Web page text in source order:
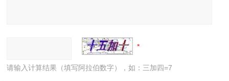
请输入计算结果（填写阿拉伯数字），如：三加四=7